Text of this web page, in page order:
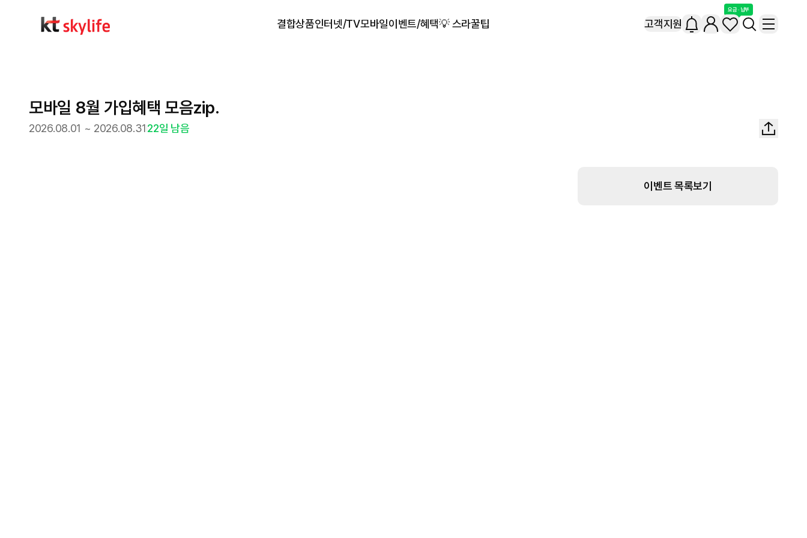
결합상품인터넷/TV모바일이벤트/혜택💡 스라꿀팁 고객지원
요금 · 납부
모바일 8월 가입혜택 모음zip.
2026.08.01 ~ 2026.08.3122일 남음
이벤트 목록보기